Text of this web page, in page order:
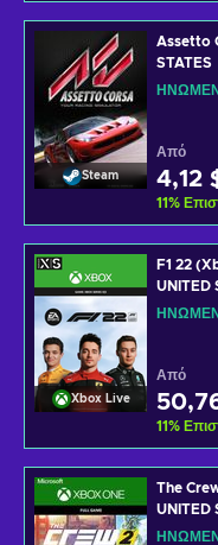
Steam
Assetto
STATES
Από
4,12
11%
Xbox Live
F1 22
UNITED
Από
11%
The
UNITED